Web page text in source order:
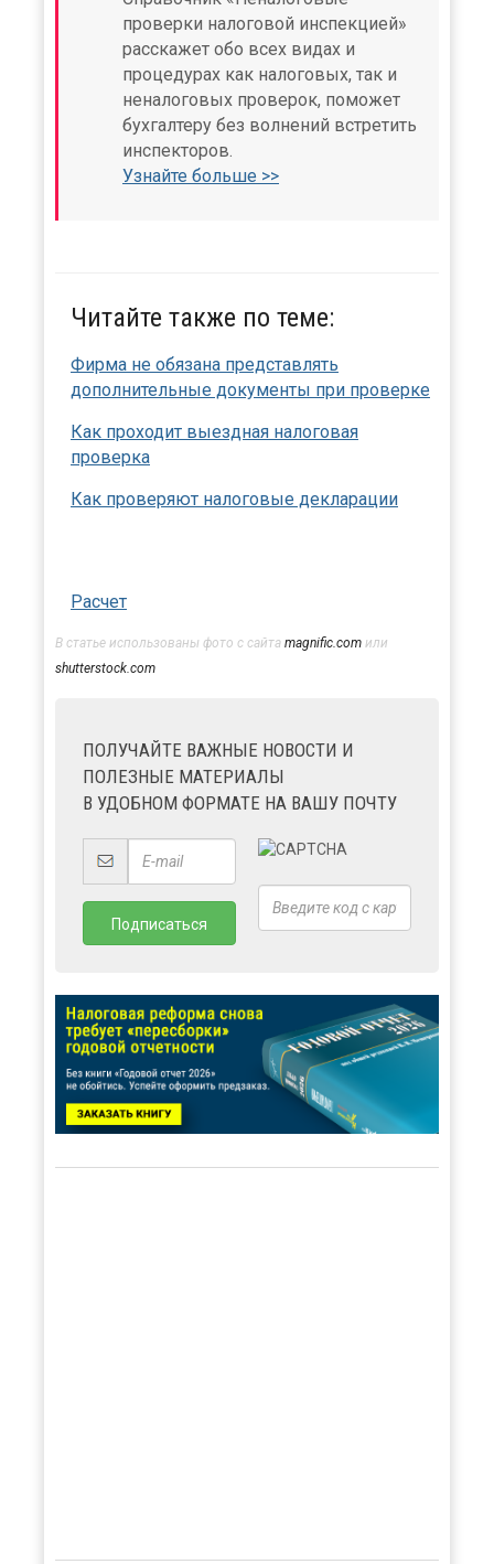
проверки налоговой инспекцией»
расскажет обо всех видах и
процедурах как налоговых, так и
неналоговых проверок, поможет
бухгалтеру без волнений встретить
инспекторов.
Узнайте больше >>
Читайте также по теме:
Фирма не обязана представлять
дополнительные документы при проверке
Как проходит выездная налоговая
проверка
Как проверяют налоговые декларации
Расчет
В статье использованы фото с сайта magnific.com или
shutterstock.com
ПОЛУЧАЙТЕ ВАЖНЫЕ НОВОСТИ И
ПОЛЕЗНЫЕ МАТЕРИАЛЫ
В УДОБНОМ ФОРМАТЕ НА ВАШУ ПОЧТУ